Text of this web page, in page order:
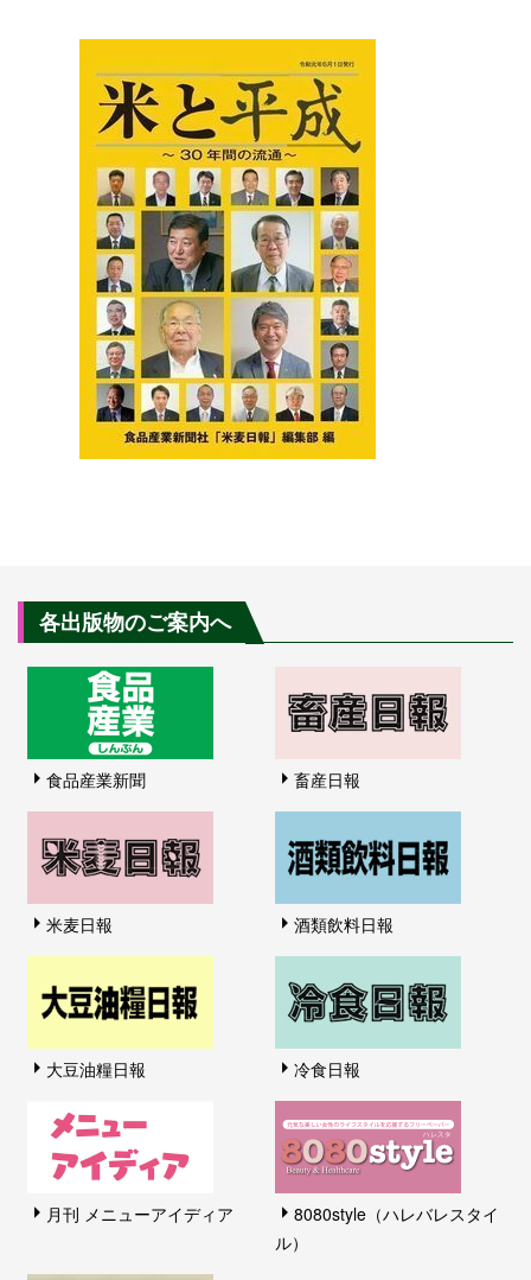
各出版物のご案内へ
食品産業新聞 畜産日報
米麦日報 酒類飲料日報
大豆油糧日報 冷食日報
月刊 メニューアイディア
8080style（ハレバレスタイ
ル）